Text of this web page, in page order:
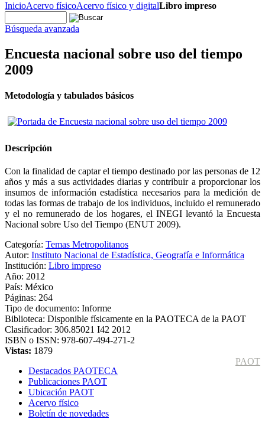
InicioAcervo físicoAcervo físico y digitalLibro impreso
Búsqueda avanzada
Encuesta nacional sobre uso del tiempo
2009
Metodología y tabulados básicos
Descripción
Con la finalidad de captar el tiempo destinado por las personas de 12
años y más a sus actividades diarias y contribuir a proporcionar los
insumos de información estadística necesarios para la medición de
todas las formas de trabajo de los individuos, incluido el remunerado
y el no remunerado de los hogares, el INEGI levantó la Encuesta
Nacional sobre Uso del Tiempo (ENUT 2009).
Categoría: Temas Metropolitanos
Autor: Instituto Nacional de Estadística, Geografía e Informática
Institución: Libro impreso
Año: 2012
País: México
Páginas: 264
Tipo de documento: Informe
Biblioteca: Disponible físicamente en la PAOTECA de la PAOT
Clasificador: 306.85021 I42 2012
ISBN o ISSN: 978-607-494-271-2
Vistas: 1879
PAOT
Destacados PAOTECA
Publicaciones PAOT
Ubicación PAOT
Acervo físico
Boletín de novedades